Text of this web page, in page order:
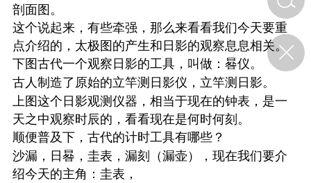
特急预警】关
节返乡期间“闪
急提示
0
如何购买【理肺清瘟膏】
【养正护络膏】？
小海（HAi）
剖面图。
这个说起来，有些牵强，那么来看看我们今天要重
点介绍的，太极图的产生和日影的观察息息相关。
下图古代一个观察日影的工具，叫做：晷仪。
古人制造了原始的立竿测日影仪，立竿测日影。
上图这个日影观测仪器，相当于现在的钟表，是一
天之中观察时辰的，看看现在是何时何刻。
顺便普及下，古代的计时工具有哪些？
沙漏，日晷，圭表，漏刻（漏壶），现在我们要介
绍今天的主角：圭表，